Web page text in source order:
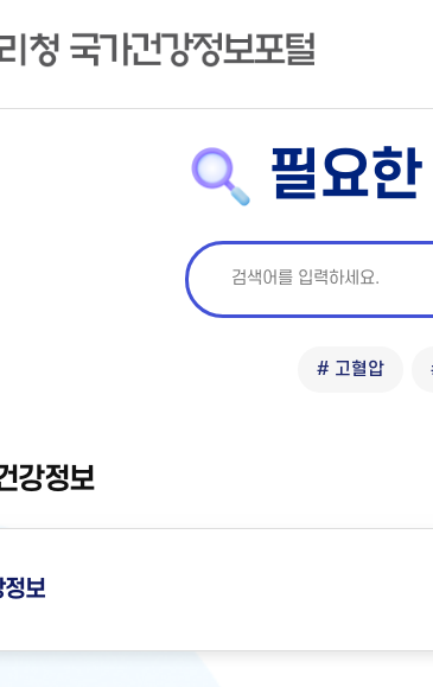
필요
# 고혈압
강정보
정보